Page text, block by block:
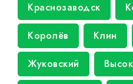
Краснозаводск
Королёв Клин
Жуковский